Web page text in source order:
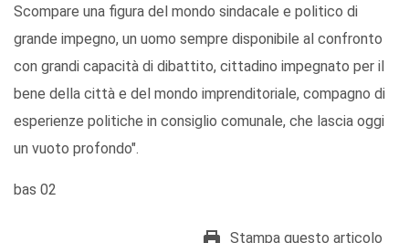
Scompare una figura del mondo sindacale e politico di
grande impegno, un uomo sempre disponibile al confronto
con grandi capacità di dibattito, cittadino impegnato per il
bene della città e del mondo imprenditoriale, compagno di
esperienze politiche in consiglio comunale, che lascia oggi
un vuoto profondo".
bas 02
Stampa questo articolo